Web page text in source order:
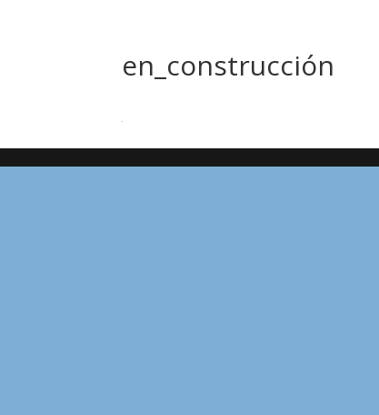
en_construcción